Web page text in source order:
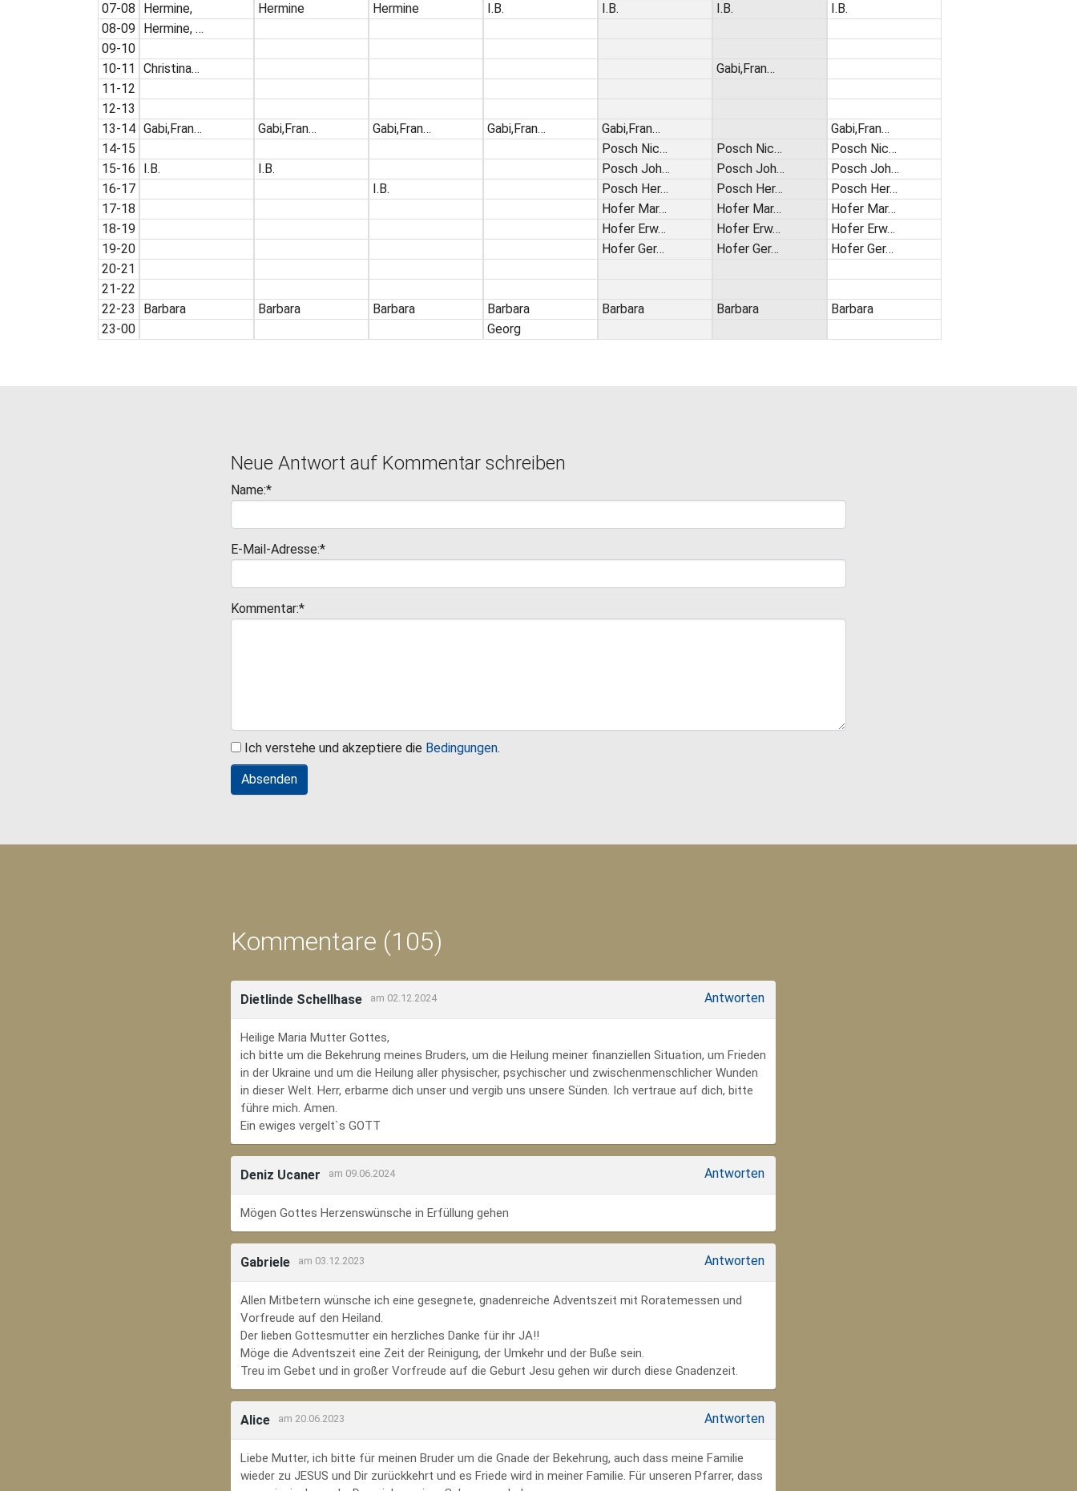
07-08
08-09
09-10
10-11
11-12
12-13
13-14
14-15
15-16
16-17
17-18
18-19
19-20
20-21
21-22
22-23
23-00
Hermine,
Hermine, …
Christina…
Gabi,Fran…
I.B.
Barbara
Hermine
Gabi,Fran…
I.B.
Barbara
Hermine
Gabi,Fran…
I.B.
Barbara
I.B.
Gabi,Fran…
Barbara
Georg
I.B.
Gabi,Fran…
Posch Nic…
Posch Joh…
Posch Her…
Hofer Mar…
Hofer Erw…
Hofer Ger…
Barbara
I.B.
Gabi,Fran…
Posch Nic…
Posch Joh…
Posch Her…
Hofer Mar…
Hofer Erw…
Hofer Ger…
Barbara
I.B.
Gabi,Fran…
Posch Nic…
Posch Joh…
Posch Her…
Hofer Mar…
Hofer Erw…
Hofer Ger…
Barbara
Neue Antwort auf Kommentar schreiben
Name:*
E-Mail-Adresse:*
Kommentar:*
Ich verstehe und akzeptiere die Bedingungen.
Kommentare (105)
Dietlinde Schellhase am 02.12.2024 Antworten
Heilige Maria Mutter Gottes,
ich bitte um die Bekehrung meines Bruders, um die Heilung meiner finanziellen Situation, um Frieden
in der Ukraine und um die Heilung aller physischer, psychischer und zwischenmenschlicher Wunden
in dieser Welt. Herr, erbarme dich unser und vergib uns unsere Sünden. Ich vertraue auf dich, bitte
führe mich. Amen.
Ein ewiges vergelt`s GOTT
Deniz Ucaner am 09.06.2024 Antworten
Mögen Gottes Herzenswünsche in Erfüllung gehen
Gabriele am 03.12.2023 Antworten
Allen Mitbetern wünsche ich eine gesegnete, gnadenreiche Adventszeit mit Roratemessen und
Vorfreude auf den Heiland.
Der lieben Gottesmutter ein herzliches Danke für ihr JA!!
Möge die Adventszeit eine Zeit der Reinigung, der Umkehr und der Buße sein.
Treu im Gebet und in großer Vorfreude auf die Geburt Jesu gehen wir durch diese Gnadenzeit.
Alice am 20.06.2023 Antworten
Liebe Mutter, ich bitte für meinen Bruder um die Gnade der Bekehrung, auch dass meine Familie
wieder zu JESUS und Dir zurückkehrt und es Friede wird in meiner Familie. Für unseren Pfarrer, dass